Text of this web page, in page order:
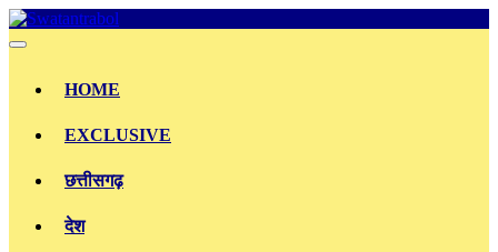
Skip
to
HOME
EXCLUSIVE
छत्तीसगढ़
देश